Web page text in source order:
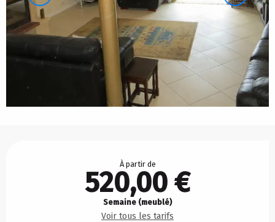
À partir de
520,00 €
Semaine (meublé)
Voir tous les tarifs